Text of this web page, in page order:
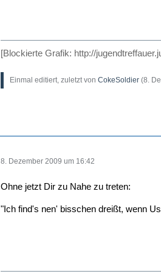
[Blockierte Grafik: http://
Einmal editiert, zuletzt von CokeSoldier (8.
8. Dezember 2009 um 16:42
Ohne jetzt Dir zu Nahe zu treten:
"Ich find's nen' bisschen dreißt, wenn